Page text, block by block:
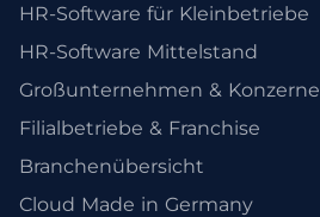
HR-Software für Kleinbetriebe
HR-Software Mittelstand
Großunternehmen & Konzerne
Filialbetriebe & Franchise
Branchenübersicht
Cloud Made in Germany